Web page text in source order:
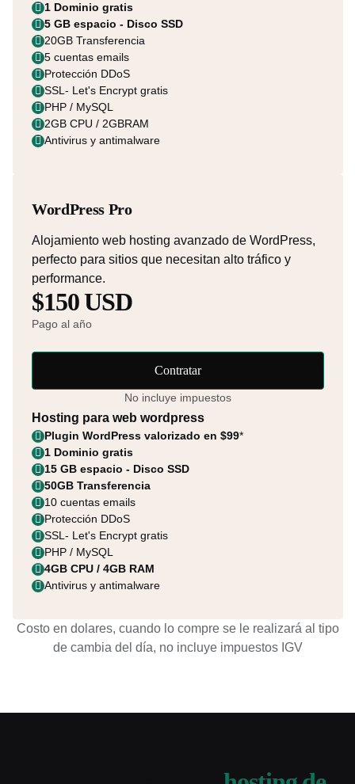
1 Dominio gratis
5 GB espacio - Disco SSD
20GB Transferencia
5 cuentas emails
Protección DDoS
SSL- Let's Encrypt gratis
PHP / MySQL
2GB CPU / 2GBRAM
Antivirus y antimalware
WordPress Pro
Alojamiento web hosting avanzado de WordPress,
perfecto para sitios que necesitan alto tráfico y
performance.
$150 USD
Pago al año
Contratar
No incluye impuestos
Hosting para web wordpress
Plugin WordPress valorizado en $99*
1 Dominio gratis
15 GB espacio - Disco SSD
50GB Transferencia
10 cuentas emails
Protección DDoS
SSL- Let's Encrypt gratis
PHP / MySQL
4GB CPU / 4GB RAM
Antivirus y antimalware
Costo en dolares, cuando lo compre se le realizará al tipo
de cambia del día, no incluye impuestos IGV